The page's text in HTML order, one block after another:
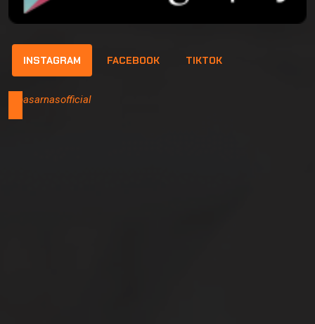
INSTAGRAM FACEBOOK TIKTOK
@basarnasofficial